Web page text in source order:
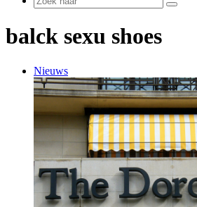
Zoek
balck sexu shoes
Nieuws